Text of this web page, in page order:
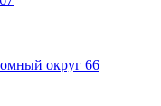
округ 66